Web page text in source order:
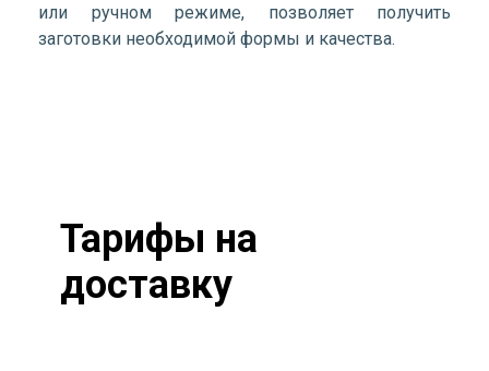
или ручном режиме, позволяет получить
заготовки необходимой формы и качества.
Тарифы на
доставку